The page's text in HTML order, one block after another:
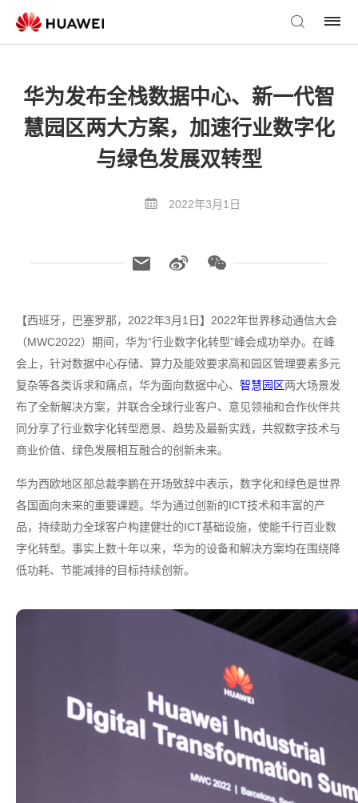
华为发布全栈数据中心、新一代智
慧园区两大方案，加速行业数字化
与绿色发展双转型
2022年3月1日
【西班牙，巴塞罗那，2022年3月1日】2022年世界移动通信大会
（MWC2022）期间，华为“行业数字化转型”峰会成功举办。在峰
会上，针对数据中心存储、算力及能效要求高和园区管理要素多元
复杂等各类诉求和痛点，华为面向数据中心、 智慧园区两大场景发
布了全新解决方案，并联合全球行业客户、意见领袖和合作伙伴共
同分享了行业数字化转型愿景、趋势及最新实践，共叙数字技术与
商业价值、绿色发展相互融合的创新未来。
华为西欧地区部总裁李鹏在开场致辞中表示，数字化和绿色是世界
各国面向未来的重要课题。华为通过创新的ICT技术和丰富的产
品，持续助力全球客户构建健壮的ICT基础设施，使能千行百业数
字化转型。事实上数十年以来，华为的设备和解决方案均在围绕降
低功耗、节能减排的目标持续创新。